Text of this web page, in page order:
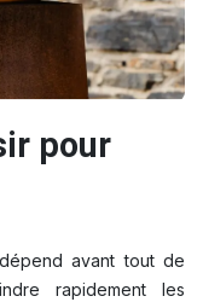
pour
avant tout de
rapidement les